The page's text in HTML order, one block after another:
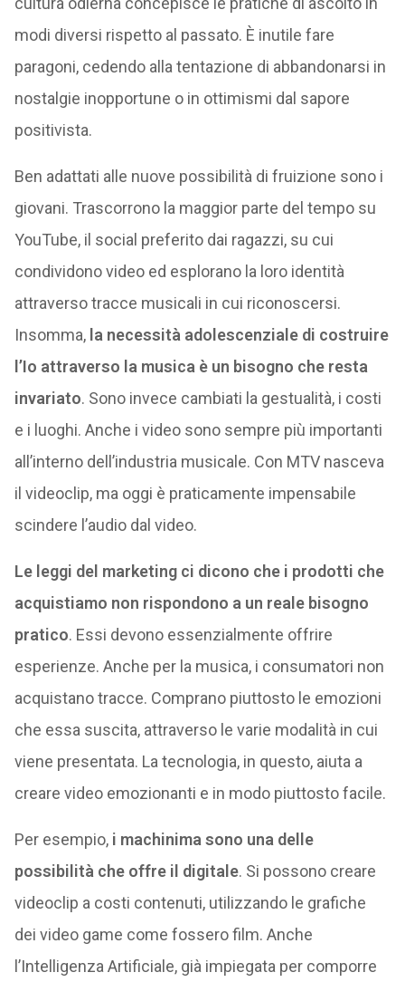
modi diversi rispetto al passato. È inutile fare
paragoni, cedendo alla tentazione di abbandonarsi in
nostalgie inopportune o in ottimismi dal sapore
positivista.
Ben adattati alle nuove possibilità di fruizione sono i
giovani. Trascorrono la maggior parte del tempo su
YouTube, il social preferito dai ragazzi, su cui
condividono video ed esplorano la loro identità
attraverso tracce musicali in cui riconoscersi.
Insomma, la necessità adolescenziale di costruire
l’Io attraverso la musica è un bisogno che resta
invariato. Sono invece cambiati la gestualità, i costi
e i luoghi. Anche i video sono sempre più importanti
all’interno dell’industria musicale. Con MTV nasceva
il videoclip, ma oggi è praticamente impensabile
scindere l’audio dal video.
Le leggi del marketing ci dicono che i prodotti che
acquistiamo non rispondono a un reale bisogno
pratico. Essi devono essenzialmente offrire
esperienze. Anche per la musica, i consumatori non
acquistano tracce. Comprano piuttosto le emozioni
che essa suscita, attraverso le varie modalità in cui
viene presentata. La tecnologia, in questo, aiuta a
creare video emozionanti e in modo piuttosto facile.
Per esempio, i machinima sono una delle
possibilità che offre il digitale. Si possono creare
videoclip a costi contenuti, utilizzando le grafiche
dei video game come fossero film. Anche
l’Intelligenza Artificiale, già impiegata per comporre